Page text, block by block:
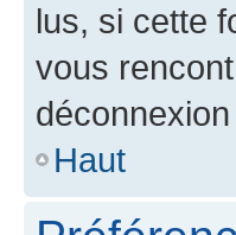
lus, si cette
vous
Haut